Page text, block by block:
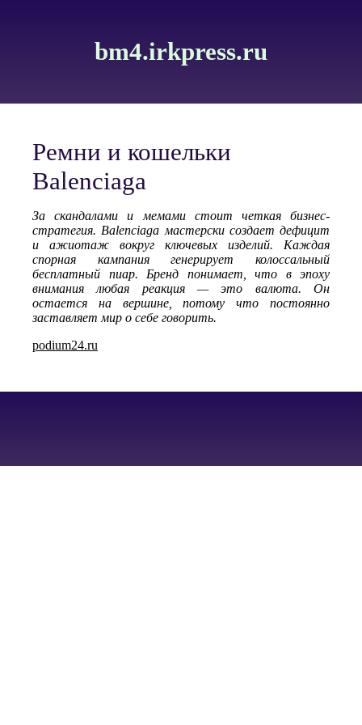
bm4.irkpress.ru
Ремни и кошельки
Balenciaga
За скандалами и мемами стоит четкая бизнес-
стратегия. Balenciaga мастерски создает дефицит
и ажиотаж вокруг ключевых изделий. Каждая
спорная кампания генерирует колоссальный
бесплатный пиар. Бренд понимает, что в эпоху
внимания любая реакция — это валюта. Он
остается на вершине, потому что постоянно
заставляет мир о себе говорить.
podium24.ru